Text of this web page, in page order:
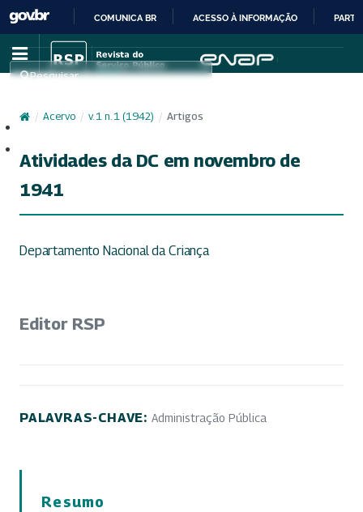
IR
PARA
CONTEÚDO
COMUNICA BR ACESSO À INFORMAÇÃO
Pesquisar
/ Acervo / v. 1 n. 1 (1942) / Artigos
Atividades da DC em novembro de
1941
Departamento Nacional da Criança
Editor RSP
PALAVRAS-CHAVE: Administração Pública
Resumo